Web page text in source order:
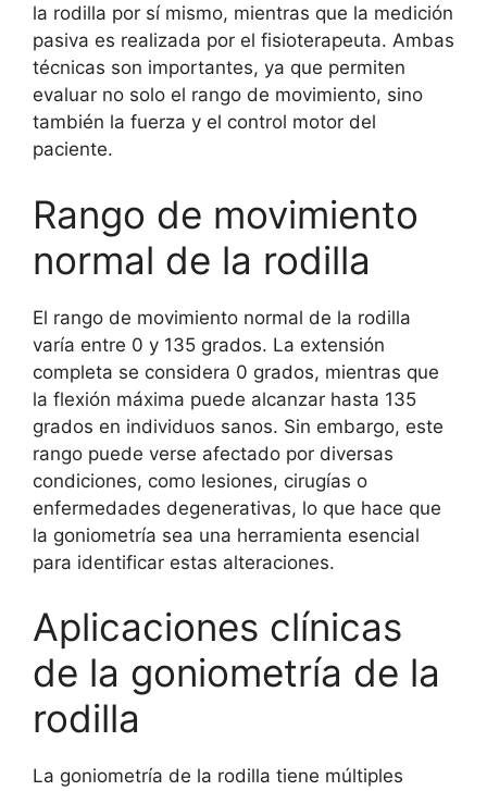
la rodilla por sí mismo, mientras que la medición
pasiva es realizada por el fisioterapeuta. Ambas
técnicas son importantes, ya que permiten
evaluar no solo el rango de movimiento, sino
también la fuerza y el control motor del
paciente.
Rango de movimiento
normal de la rodilla
El rango de movimiento normal de la rodilla
varía entre 0 y 135 grados. La extensión
completa se considera 0 grados, mientras que
la flexión máxima puede alcanzar hasta 135
grados en individuos sanos. Sin embargo, este
rango puede verse afectado por diversas
condiciones, como lesiones, cirugías o
enfermedades degenerativas, lo que hace que
la goniometría sea una herramienta esencial
para identificar estas alteraciones.
Aplicaciones clínicas
de la goniometría de la
rodilla
La goniometría de la rodilla tiene múltiples